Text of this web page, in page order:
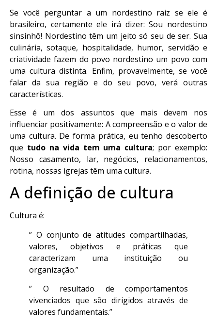
Se você perguntar a um nordestino raiz se ele é
brasileiro, certamente ele irá dizer: Sou nordestino
sinsinhô! Nordestino têm um jeito só seu de ser. Sua
culinária, sotaque, hospitalidade, humor, servidão e
criatividade fazem do povo nordestino um povo com
uma cultura distinta. Enfim, provavelmente, se você
falar da sua região e do seu povo, verá outras
características.
Esse é um dos assuntos que mais devem nos
influenciar positivamente: A compreensão e o valor de
uma cultura. De forma prática, eu tenho descoberto
que tudo na vida tem uma cultura; por exemplo:
Nosso casamento, lar, negócios, relacionamentos,
rotina, nossas igrejas têm uma cultura.
A definição de cultura
Cultura é:
” O conjunto de atitudes compartilhadas,
valores, objetivos e práticas que
caracterizam uma instituição ou
organização.”
” O resultado de comportamentos
vivenciados que são dirigidos através de
valores fundamentais.”